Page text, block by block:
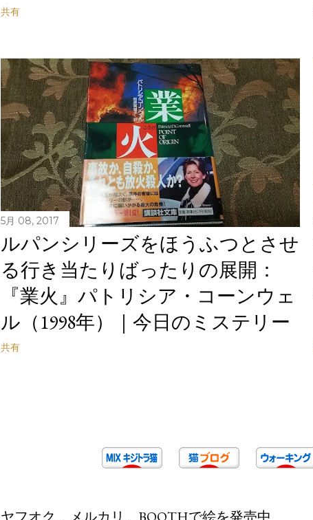
共有
5月 08, 2017
ルパンシリーズをほうふつとさせ
る行き当たりばったりの展開：
『業火』パトリシア・コーンウェ
ル（1998年）｜今日のミステリー
共有
ヤフオク、メルカリ、BOOTHで絵を発売中